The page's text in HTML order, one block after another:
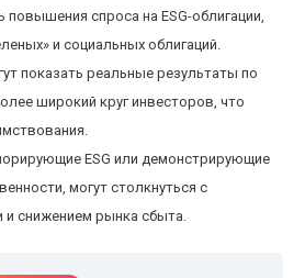
спроса на ESG-облигации,
и социальных облигаций.
показать реальные результаты по
широкий круг инвесторов, что
ESG или демонстрирующие
могут столкнуться с
снижением рынка сбыта.